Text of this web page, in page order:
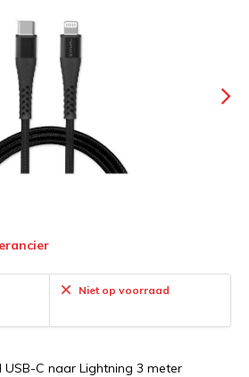
Niet op voorraad
C naar Lightning 3 meter